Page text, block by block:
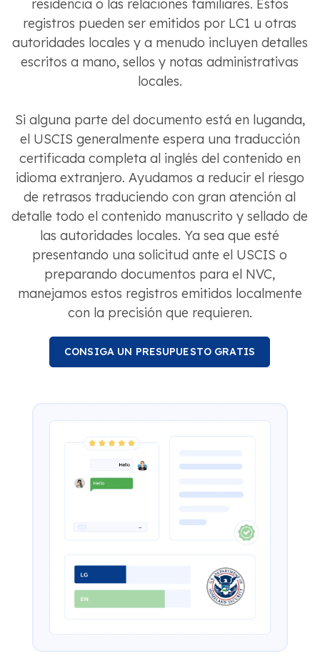
residencia o las relaciones familiares. Estos
registros pueden ser emitidos por LC1 u otras
autoridades locales y a menudo incluyen detalles
escritos a mano, sellos y notas administrativas
locales.
Si alguna parte del documento está en luganda,
el USCIS generalmente espera una traducción
certificada completa al inglés del contenido en
idioma extranjero. Ayudamos a reducir el riesgo
de retrasos traduciendo con gran atención al
detalle todo el contenido manuscrito y sellado de
las autoridades locales. Ya sea que esté
presentando una solicitud ante el USCIS o
preparando documentos para el NVC,
manejamos estos registros emitidos localmente
con la precisión que requieren.
CONSIGA UN PRESUPUESTO GRATIS